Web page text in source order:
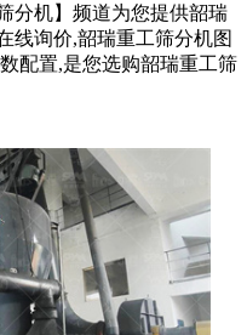
分机】频道为您提供韶瑞
线询价,韶瑞重工筛分机图
配置,是您选购韶瑞重工筛